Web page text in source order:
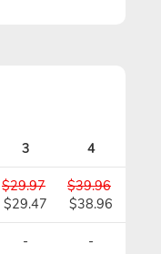
3 4
$29.97
$29.47
$39.96
$38.96
- -